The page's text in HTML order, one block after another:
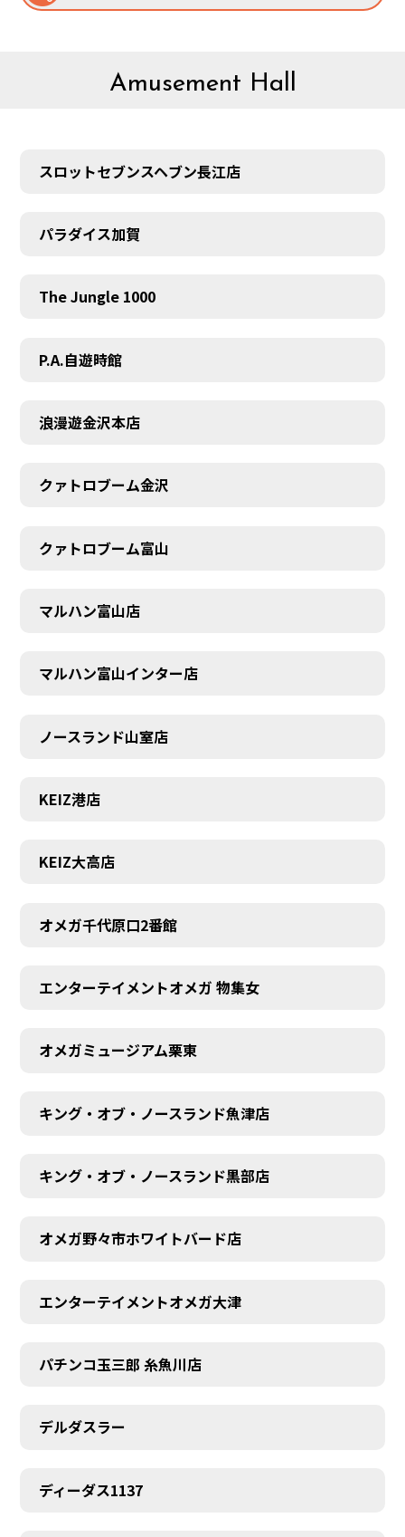
Amusement Hall
スロットセブンスヘブン長江店
パラダイス加賀
The Jungle 1000
P.A.自遊時館
浪漫遊金沢本店
クァトロブーム金沢
クァトロブーム富山
マルハン富山店
マルハン富山インター店
ノースランド山室店
KEIZ港店
KEIZ大高店
オメガ千代原口2番館
エンターテイメントオメガ 物集女
オメガミュージアム栗東
キング・オブ・ノースランド魚津店
キング・オブ・ノースランド黒部店
オメガ野々市ホワイトバード店
エンターテイメントオメガ大津
パチンコ玉三郎 糸魚川店
デルダスラー
ディーダス1137